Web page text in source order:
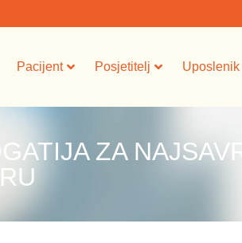
Pacijent Posjetitelj Uposlenik
ZA